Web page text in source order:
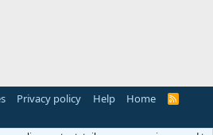
Privacy policy Help Home
R